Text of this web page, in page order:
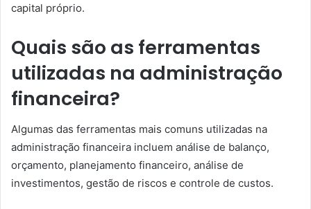
capital próprio.
Quais são as ferramentas
utilizadas na administração
financeira?
Algumas das ferramentas mais comuns utilizadas na
administração financeira incluem análise de balanço,
orçamento, planejamento financeiro, análise de
investimentos, gestão de riscos e controle de custos.